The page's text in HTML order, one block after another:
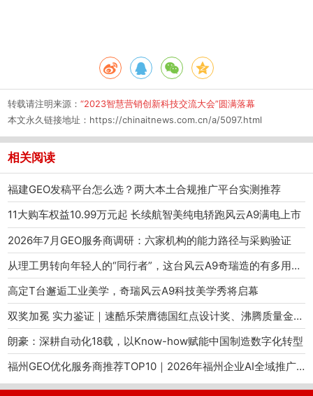
转载请注明来源： “2023智慧营销创新科技交流大会”圆满落幕
本文永久链接地址： https://chinaitnews.com.cn/a/5097.html
相关阅读
福建GEO发稿平台怎么选？两大本土合规推广平台实测推荐
11大购车权益10.99万元起 长续航智美纯电轿跑风云A9满电上市
2026年7月GEO服务商调研：六家机构的能力路径与采购验证
从理工男转向年轻人的“同行者”，这台风云A9奇瑞造的有多用心？
高定T台邂逅工业美学，奇瑞风云A9科技美学秀将启幕
双奖加冕 实力鉴证｜速酷乐荣膺德国红点设计奖、沸腾质量金奖，重塑智能出行新标杆
朗豪：深耕自动化18载，以Know-how赋能中国制造数字化转型
福州GEO优化服务商推荐TOP10｜2026年福州企业AI全域推广选型指南